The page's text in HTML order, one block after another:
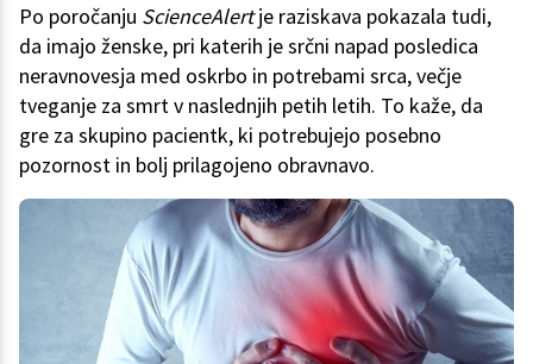
Po poročanju ScienceAlertje raziskava pokazala tudi,
da imajo ženske, pri katerih je srčni napad posledica
neravnovesja med oskrbo in potrebami srca, večje
tveganje za smrt v naslednjih petih letih. To kaže, da
gre za skupino pacientk, ki potrebujejo posebno
pozornost in bolj prilagojeno obravnavo.